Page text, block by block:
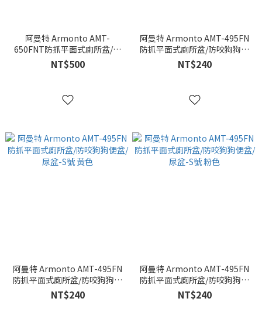
阿曼特 Armonto AMT-
650FNT防抓平面式廁所盆/防
咬狗狗便盆/尿盆-M號
NT$500
阿曼特 Armonto AMT-495FN
防抓平面式廁所盆/防咬狗狗便
盆/尿盆-S號 藍色
NT$240
阿曼特 Armonto AMT-495FN
防抓平面式廁所盆/防咬狗狗便
盆/尿盆-S號 黃色
NT$240
阿曼特 Armonto AMT-495FN
防抓平面式廁所盆/防咬狗狗便
盆/尿盆-S號 粉色
NT$240